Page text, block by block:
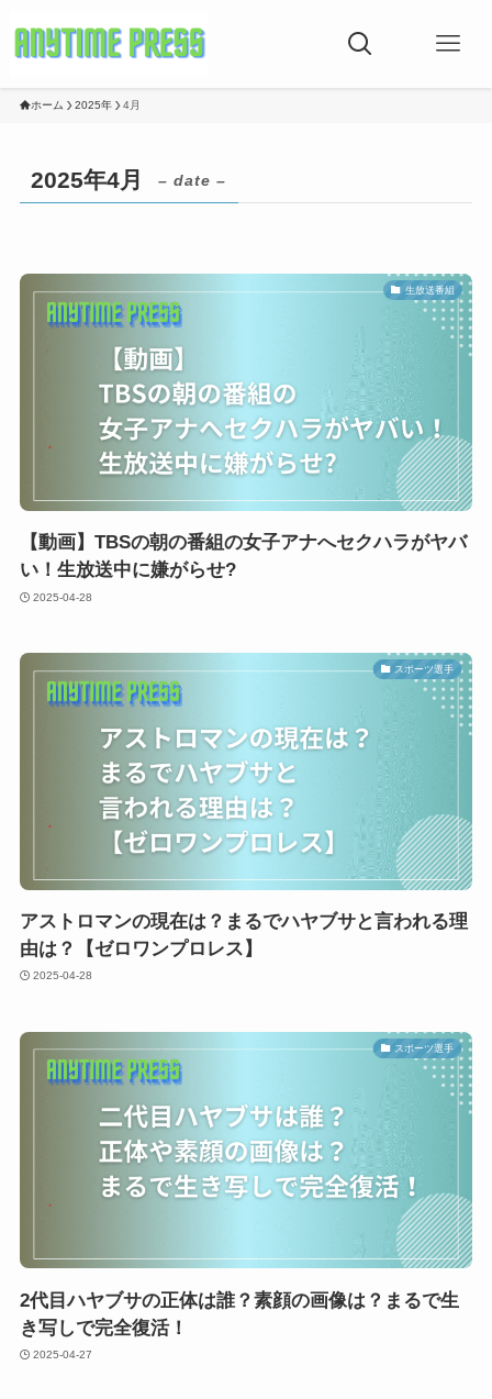
ホーム 2025年 4月
2025年4月 – date –
生放送番組
【動画】TBSの朝の番組の女子アナへセクハラがヤバ
い！生放送中に嫌がらせ?
2025-04-28
スポーツ選手
アストロマンの現在は？まるでハヤブサと言われる理
由は？【ゼロワンプロレス】
2025-04-28
スポーツ選手
2代目ハヤブサの正体は誰？素顔の画像は？まるで生
き写しで完全復活！
2025-04-27